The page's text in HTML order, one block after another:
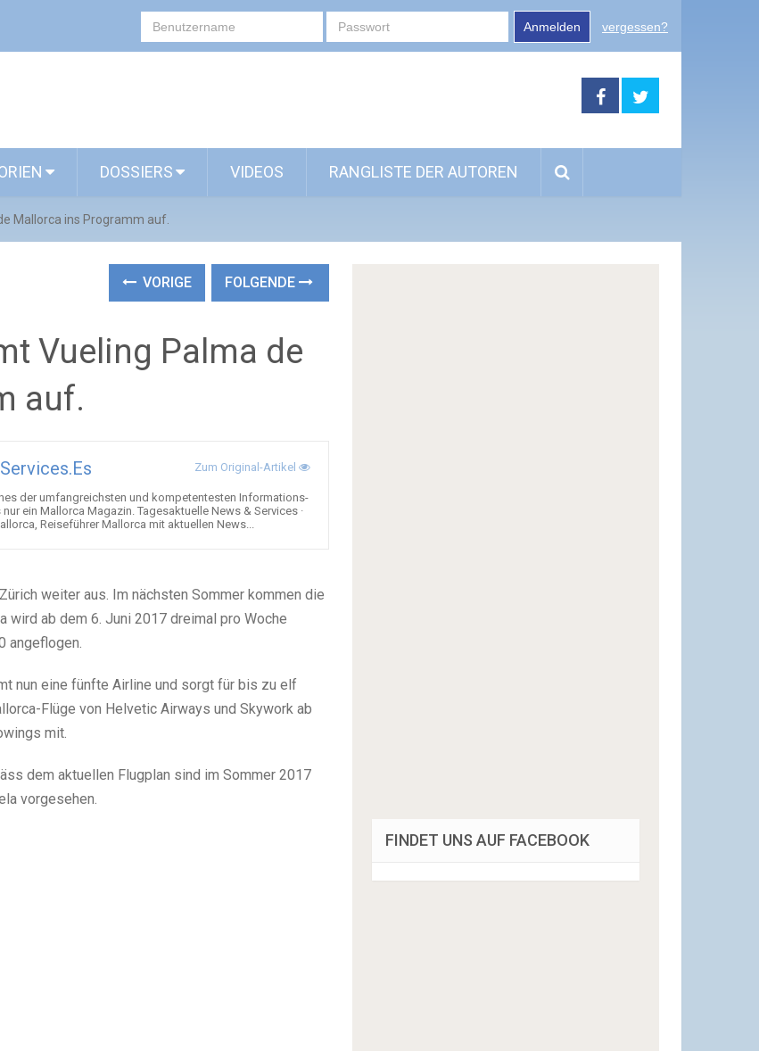
Anmelden vergessen?
DOSSIERS VIDEOS RANGLISTE DER AUTOREN
Mallorca ins Programm auf.
VORIGE FOLGENDE
Vueling Palma de
auf.
Zum Original-Artikel
der umfangreichsten und kompetentesten Informations-
ein Mallorca Magazin. Tagesaktuelle News & Services ·
Reiseführer Mallorca mit aktuellen News...
weiter aus. Im nächsten Sommer kommen die
wird ab dem 6. Juni 2017 dreimal pro Woche
angeflogen.
nun eine fünfte Airline und sorgt für bis zu elf
Flüge von Helvetic Airways und Skywork ab
mit.
dem aktuellen Flugplan sind im Sommer 2017
vorgesehen.
FINDET UNS AUF FACEBOOK